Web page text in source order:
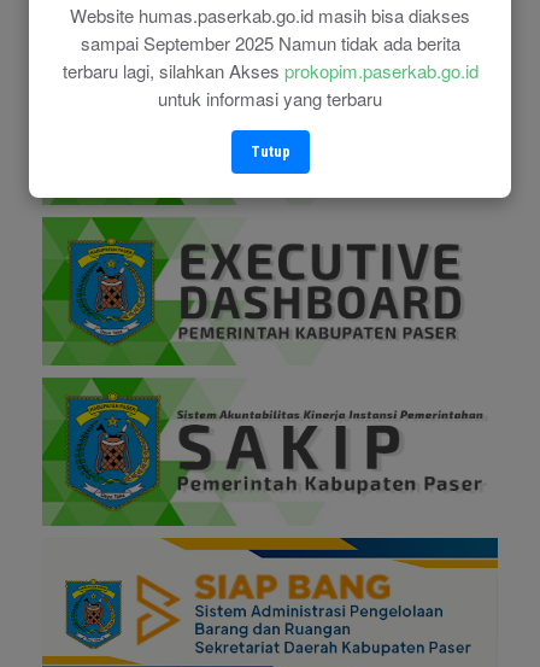
Website humas.paserkab.go.id masih bisa diakses
sampai September 2025 Namun tidak ada berita
terbaru lagi, silahkan Akses prokopim.paserkab.go.id
untuk informasi yang terbaru
Tutup